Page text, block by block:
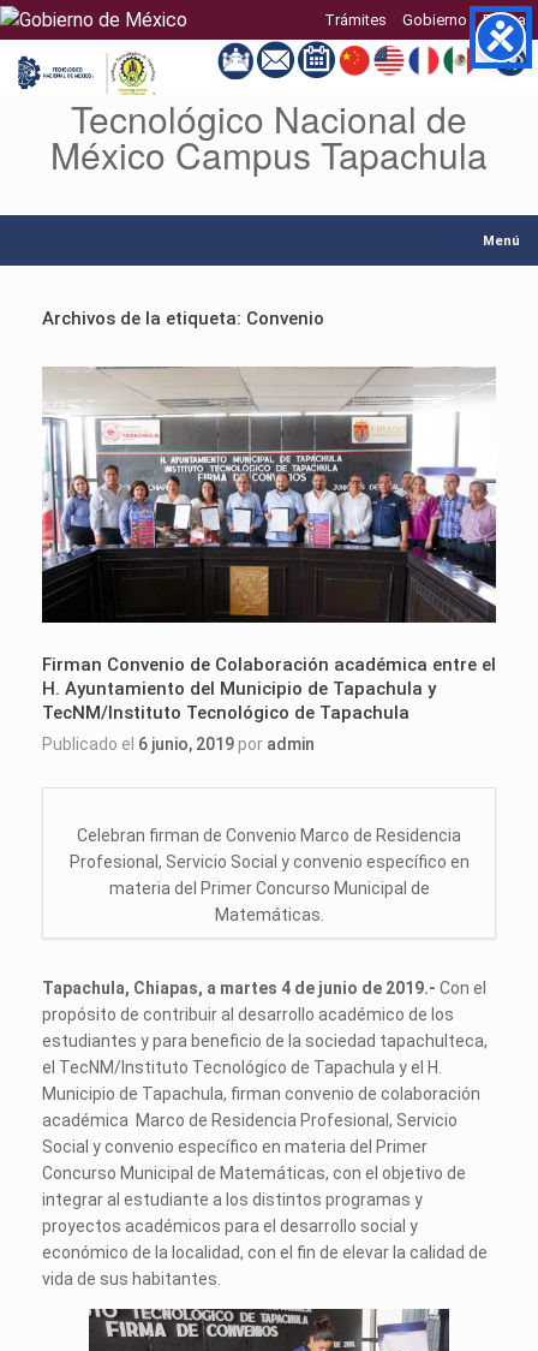
Trámites Gobierno Buscar
contenido
Tecnológico Nacional de
México Campus Tapachula
Menú
Archivos de la etiqueta: Convenio
Firman Convenio de Colaboración académica entre el
H. Ayuntamiento del Municipio de Tapachula y
TecNM/Instituto Tecnológico de Tapachula
Publicado el 6 junio, 2019por admin
Celebran firman de Convenio Marco de Residencia
Profesional, Servicio Social y convenio específico en
materia del Primer Concurso Municipal de
Matemáticas.
Tapachula, Chiapas, a martes 4 de junio de 2019.- Con el
propósito de contribuir al desarrollo académico de los
estudiantes y para beneficio de la sociedad tapachulteca,
el TecNM/Instituto Tecnológico de Tapachula y el H.
Municipio de Tapachula, firman convenio de colaboración
académica Marco de Residencia Profesional, Servicio
Social y convenio específico en materia del Primer
Concurso Municipal de Matemáticas, con el objetivo de
integrar al estudiante a los distintos programas y
proyectos académicos para el desarrollo social y
económico de la localidad, con el fin de elevar la calidad de
vida de sus habitantes.